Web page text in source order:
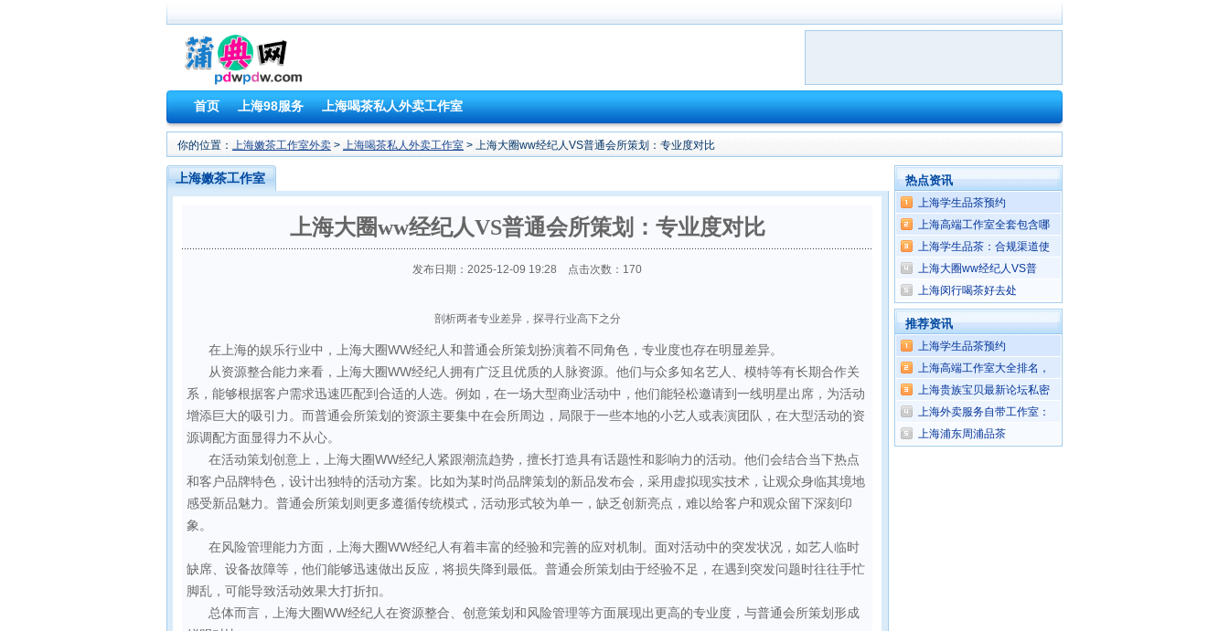
首页 上海98服务 上海喝茶私人外卖工作室
你的位置： 上海嫩茶工作室外卖 > 上海喝茶私人外卖工作室 > 上海大圈ww经纪人VS普通会所策划：专业度对比
热点资讯
上海学生品茶预约
上海高端工作室全套包含哪
上海学生品茶：合规渠道使
上海大圈ww经纪人VS普
上海闵行喝茶好去处
推荐资讯
上海学生品茶预约
上海高端工作室大全排名，
上海贵族宝贝最新论坛私密
上海外卖服务自带工作室：
上海浦东周浦品茶
上海嫩茶工作室
上海大圈ww经纪人VS普通会所策划：专业度对比
发布日期：2025-12-09 19:28 点击次数：170
剖析两者专业差异，探寻行业高下之分
在上海的娱乐行业中，上海大圈WW经纪人和普通会所策划扮演着不同角色，专业度也存在明显差异。
从资源整合能力来看，上海大圈WW经纪人拥有广泛且优质的人脉资源。他们与众多知名艺人、模特等有长期合作关
系，能够根据客户需求迅速匹配到合适的人选。例如，在一场大型商业活动中，他们能轻松邀请到一线明星出席，为活动
增添巨大的吸引力。而普通会所策划的资源主要集中在会所周边，局限于一些本地的小艺人或表演团队，在大型活动的资
源调配方面显得力不从心。
在活动策划创意上，上海大圈WW经纪人紧跟潮流趋势，擅长打造具有话题性和影响力的活动。他们会结合当下热点
和客户品牌特色，设计出独特的活动方案。比如为某时尚品牌策划的新品发布会，采用虚拟现实技术，让观众身临其境地
感受新品魅力。普通会所策划则更多遵循传统模式，活动形式较为单一，缺乏创新亮点，难以给客户和观众留下深刻印
象。
在风险管理能力方面，上海大圈WW经纪人有着丰富的经验和完善的应对机制。面对活动中的突发状况，如艺人临时
缺席、设备故障等，他们能够迅速做出反应，将损失降到最低。普通会所策划由于经验不足，在遇到突发问题时往往手忙
脚乱，可能导致活动效果大打折扣。
总体而言，上海大圈WW经纪人在资源整合、创意策划和风险管理等方面展现出更高的专业度，与普通会所策划形成